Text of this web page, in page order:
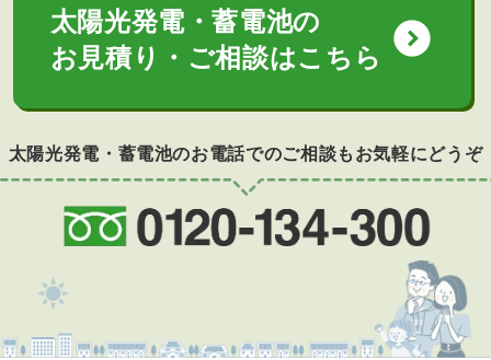
太陽光発電・蓄電池の
お見積り・ご相談はこちら expand_circle_down
太陽光発電・蓄電池のお電話でのご相談もお気軽にどうぞ